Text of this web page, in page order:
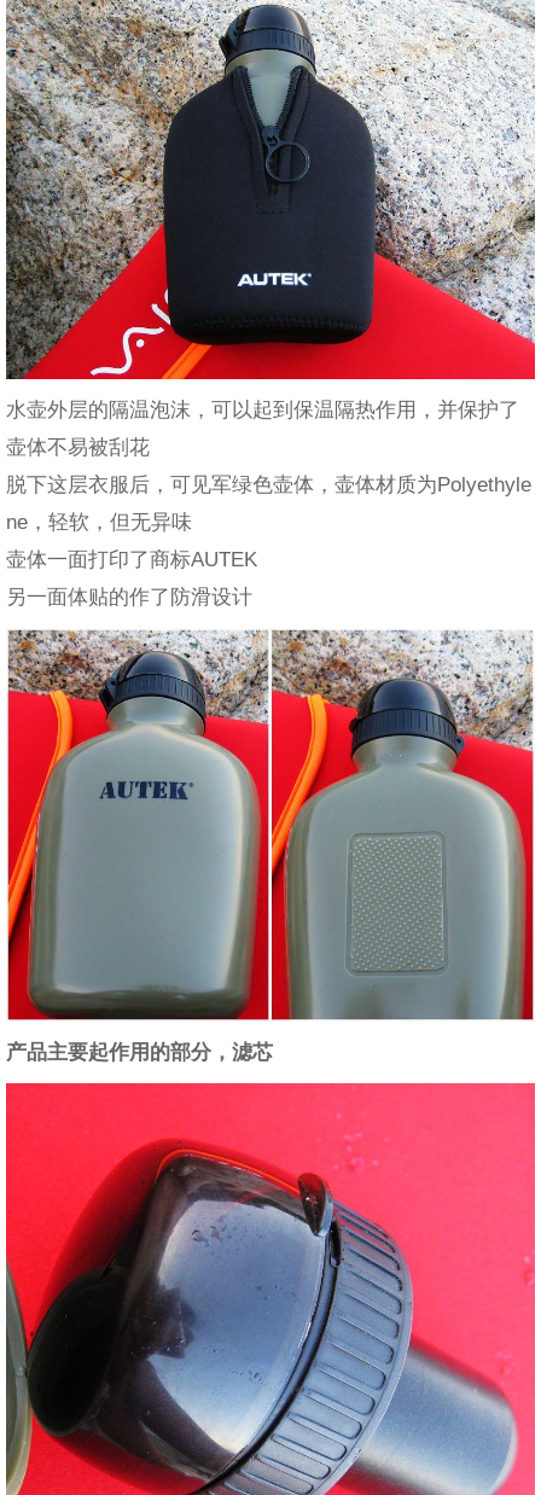
水壶外层的隔温泡沫，可以起到保温隔热作用，并保护了
壶体不易被刮花
脱下这层衣服后，可见军绿色壶体，壶体材质为Polyethyle
ne，轻软，但无异味
壶体一面打印了商标AUTEK
另一面体贴的作了防滑设计
产品主要起作用的部分，滤芯